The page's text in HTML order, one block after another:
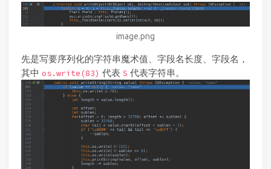
image.png
先是写要序列化的字符串魔术值、字段名长度、字段名，
其中 os.write(83) 代表 S 代表字符串。